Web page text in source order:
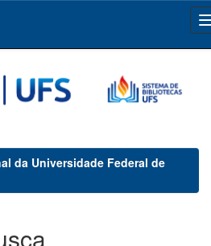
da Universidade Federal de